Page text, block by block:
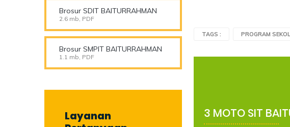
TAGS : PROGRAM
3 MOTO SIT
Brosur SDIT BAITURRAHMAN
2.6 mb, PDF
Brosur SMPIT BAITURRAHMAN
1.1 mb, PDF
Layanan